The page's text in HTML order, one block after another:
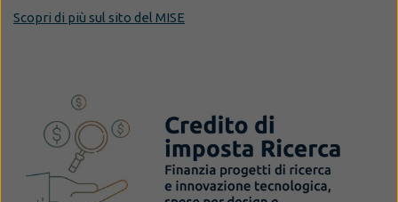
Scopri di più sul sito del MISE